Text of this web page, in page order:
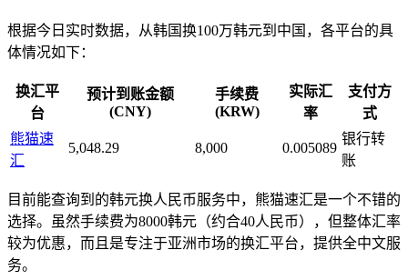
根据今日实时数据，从韩国换100万韩元到中国，各平台的具
体情况如下：
换汇平
台
预计到账金额
(CNY)
手续费
(KRW)
实际汇
率
支付方
式
熊猫速
汇
5,048.29 8,000 0.005089
银行转
账
目前能查询到的韩元换人民币服务中，熊猫速汇是一个不错的
选择。虽然手续费为8000韩元（约合40人民币），但整体汇率
较为优惠，而且是专注于亚洲市场的换汇平台，提供全中文服
务。